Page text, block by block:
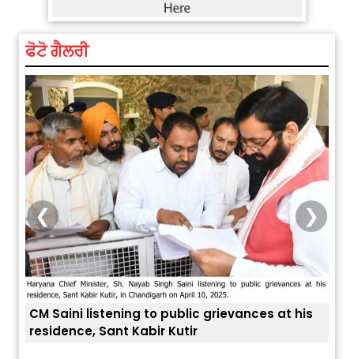
ਫੋਟੋ ਗੈਲਰੀ
CM Saini listening to public grievances at his
residence, Sant Kabir Kutir
❮ ❯